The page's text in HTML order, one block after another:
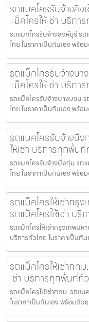
รถแมคโครรับจ้างสิ
แม็คโครให้เช่า บริก
รถแมคโครรับจ้างสิงห์บุรี รถ
ไทย ในราคาเป็นกันเอง พร้
รถแม็คโครรับจ้างบ
แม็คโครให้เช่า บริก
รถแม็คโครรับจ้างบางบอน ร
ไทย ในราคาเป็นกันเอง พร้
รถแมคโครรับจ้างบึ
ให้เช่า บริการทุกพื้น
รถแมคโครรับจ้างบึงกุ่ม รถแ
ไทย ในราคาเป็นกันเอง พร้
รถแม็คโครให้เช่ากรุ
รถแม็คโครให้เช่า บ
รถแม็คโครให้เช่ากรุงเทพมห
บริการทั่วไทย ในราคาเป็น
รถแม็คโครให้เช่ากท
เช่า บริการทุกพื้นที่ทั่
รถแม็คโครให้เช่ากทม. รถแม
ในราคาเป็นกันเอง พร้อมด้